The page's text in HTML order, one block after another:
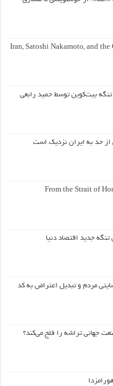
Iran, Satoshi Nakamoto, and
تنگه بیت‌کوین توسط حمید رابعی
از حد به ایران نزدیک است
From the Strait of
جدید اقتصاد دنیا
مردم و تبدیل اعتراض به کد
جهانی تراشه را فلج می‌کند؟